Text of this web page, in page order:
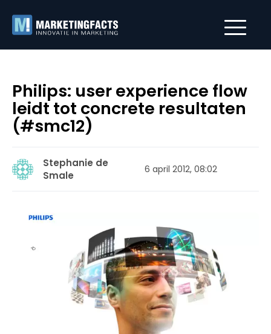
Philips: user experience flow
leidt tot concrete resultaten
(#smc12)
Stephanie de
Smale
6 april 2012, 08:02